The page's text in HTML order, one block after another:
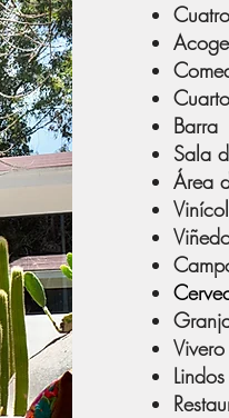
Barra
Sala
Área
Vivero